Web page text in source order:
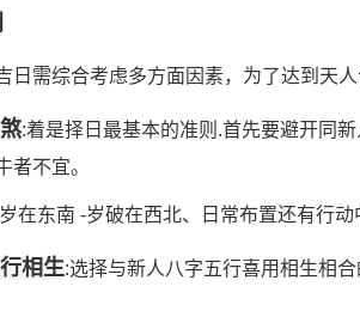
日需综合考虑多方面因素，为了达到天人
:着是择日最基本的准则.首先要避开同
者不宜。
在东南 -岁破在西北、日常布置还有行
相生:选择与新人八字五行喜用相生相